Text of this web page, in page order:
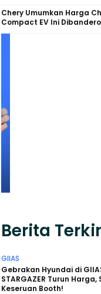
Chery Umumkan Harga
Compact EV Ini
Berita
GIIAS
Gebrakan Hyundai di
STARGAZER Turun
Keseruan Booth!